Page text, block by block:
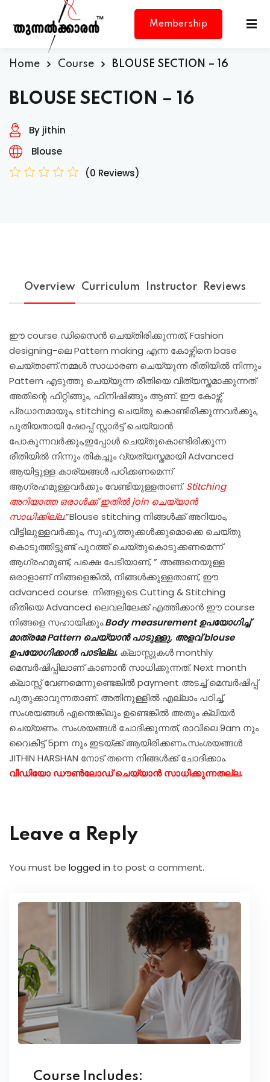
Membership
Home Course BLOUSE SECTION – 16
BLOUSE SECTION – 16
By jithin
Blouse
(0 Reviews)
Overview Curriculum Instructor Reviews
ഈ course ഡിസൈൻ ചെയ്തിരിക്കുന്നത്, Fashion
designing-ലെ Pattern making എന്ന കോഴ്സിനെ base
ചെയ്താണ്.നമ്മൾ സാധാരണ ചെയ്യുന്ന രീതിയിൽ നിന്നും
Pattern എടുത്തു ചെയ്യുന്ന രീതിയെ വിത്യസ്തമാക്കുന്നത്
അതിന്റെ ഫിറ്റിങ്ങും, ഫിനിഷിങ്ങും ആണ്. ഈ കോഴ്സ്
പ്രധാനമായും, stitching ചെയ്തു കൊണ്ടിരിക്കുന്നവർക്കും,
പുതിയതായി ഷോപ്പ് സ്റ്റാർട്ട് ചെയ്യാൻ
പോകുന്നവർക്കും,ഇപ്പോൾ ചെയ്തുകൊണ്ടിരിക്കുന്ന
രീതിയിൽ നിന്നും തികച്ചും വ്യത്യസ്തമായി Advanced
ആയിട്ടുള്ള കാര്യങ്ങൾ പഠിക്കണമെന്ന്
ആഗ്രഹമുള്ളവർക്കും വേണ്ടിയുള്ളതാണ്.Stitching
അറിയാത്ത ഒരാൾക്ക് ഇതിൽ join ചെയ്യാൻ
സാധിക്കില്ല.”Blouse stitching നിങ്ങൾക്ക് അറിയാം,
വീട്ടിലുള്ളവർക്കും, സുഹൃത്തുക്കൾക്കുമൊക്കെ ചെയ്തു
കൊടുത്തിട്ടുണ്ട് പുറത്ത് ചെയ്തുകൊടുക്കണമെന്ന്
ആഗ്രഹമുണ്ട്, പക്ഷെ പേടിയാണ്, ” അങ്ങനെയുള്ള
ഒരാളാണ് നിങ്ങളെങ്കിൽ, നിങ്ങൾക്കുള്ളതാണ്, ഈ
advanced course. നിങ്ങളുടെ Cutting & Stitching
രീതിയെ Advanced ലെവലിലേക്ക് എത്തിക്കാൻ ഈ course
നിങ്ങളെ സഹായിക്കും.Body measurement ഉപയോഗിച്ച്
മാത്രമേ Pattern ചെയ്യാൻ പാടുള്ളു, അളവ് blouse
ഉപയോഗിക്കാൻ പാടില്ല. ക്ലാസ്സുകൾ monthly
മെമ്പർഷിപ്പിലാണ് കാണാൻ സാധിക്കുന്നത്. Next month
ക്ലാസ്സ്‌ വേണമെന്നുണ്ടെങ്കിൽ payment അടച്ച് മെമ്പർഷിപ്പ്
പുതുക്കാവുന്നതാണ്. അതിനുള്ളിൽ എല്ലാം പഠിച്ച്,
സംശയങ്ങൾ എന്തെങ്കിലും ഉണ്ടെങ്കിൽ അതും ക്ലിയർ
ചെയ്യണം. സംശയങ്ങൾ ചോദിക്കുന്നത്, രാവിലെ 9am നും
വൈകിട്ട് 5pm നും ഇടയ്ക്ക് ആയിരിക്കണം.സംശയങ്ങൾ
JITHIN HARSHAN നോട് തന്നെ നിങ്ങൾക്ക് ചോദിക്കാം.
വീഡിയോ ഡൗൺലോഡ് ചെയ്യാൻ സാധിക്കുന്നതല്ല.
Leave a Reply
You must be logged in to post a comment.
Course Includes: